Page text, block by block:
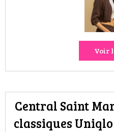
Voir
Central Saint
classiques